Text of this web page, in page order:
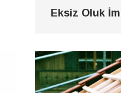
Eksiz Oluk